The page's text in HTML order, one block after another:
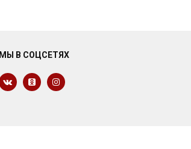
МЫ В СОЦСЕТЯХ